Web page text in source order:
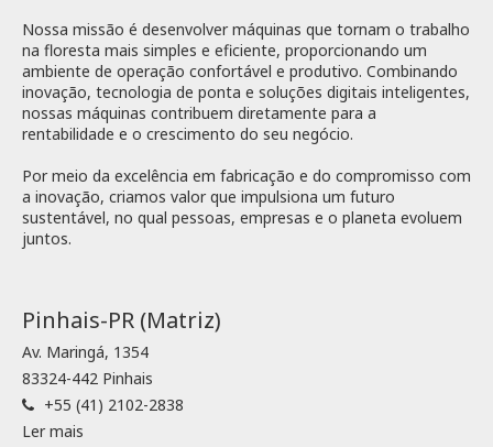
Nossa missão é desenvolver máquinas que tornam o trabalho
na floresta mais simples e eficiente, proporcionando um
ambiente de operação confortável e produtivo. Combinando
inovação, tecnologia de ponta e soluções digitais inteligentes,
nossas máquinas contribuem diretamente para a
rentabilidade e o crescimento do seu negócio.
Por meio da excelência em fabricação e do compromisso com
a inovação, criamos valor que impulsiona um futuro
sustentável, no qual pessoas, empresas e o planeta evoluem
juntos.
Pinhais-PR (Matriz)
Av. Maringá, 1354
83324-442 Pinhais
+55 (41) 2102-2838
Ler mais